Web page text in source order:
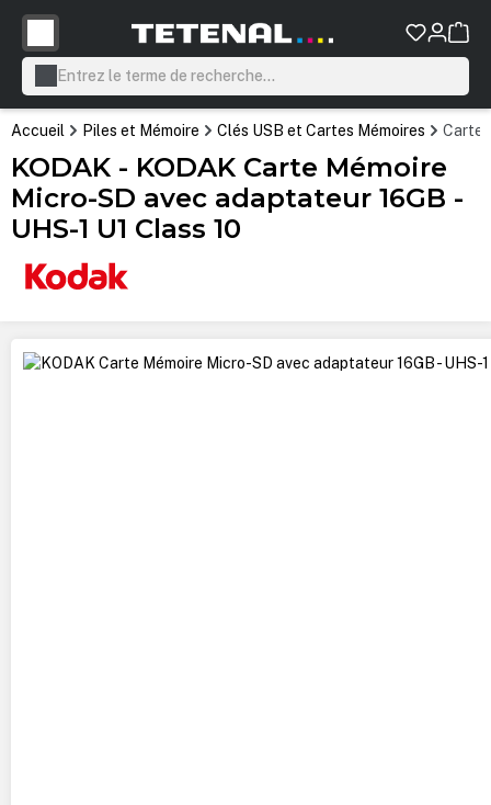
principal
Accueil Piles et Mémoire Clés USB et Cartes Mémoires
KODAK - KODAK Carte Mémoire
Micro-SD avec adaptateur 16GB -
UHS-1 U1 Class 10
Ignorer la galerie d'images